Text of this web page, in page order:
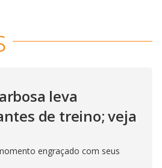
leva
de treino; veja
engraçado com seus